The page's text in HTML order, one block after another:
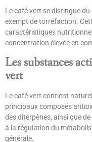
Le café vert se distingue
exempt de torréfaction.
caractéristiques
concentration élevée en
Les substances
vert
Le café vert contient
principaux composés
des diterpènes, ainsi que
à la régulation du
générale.